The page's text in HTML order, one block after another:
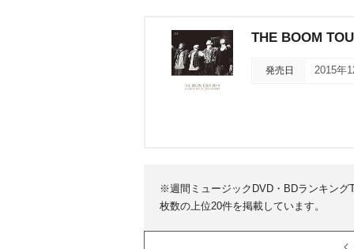
THE BOOM
発売日 2015年
※週間ミュージックDVD・BDランキング
枚数の上位20件を掲載しています。